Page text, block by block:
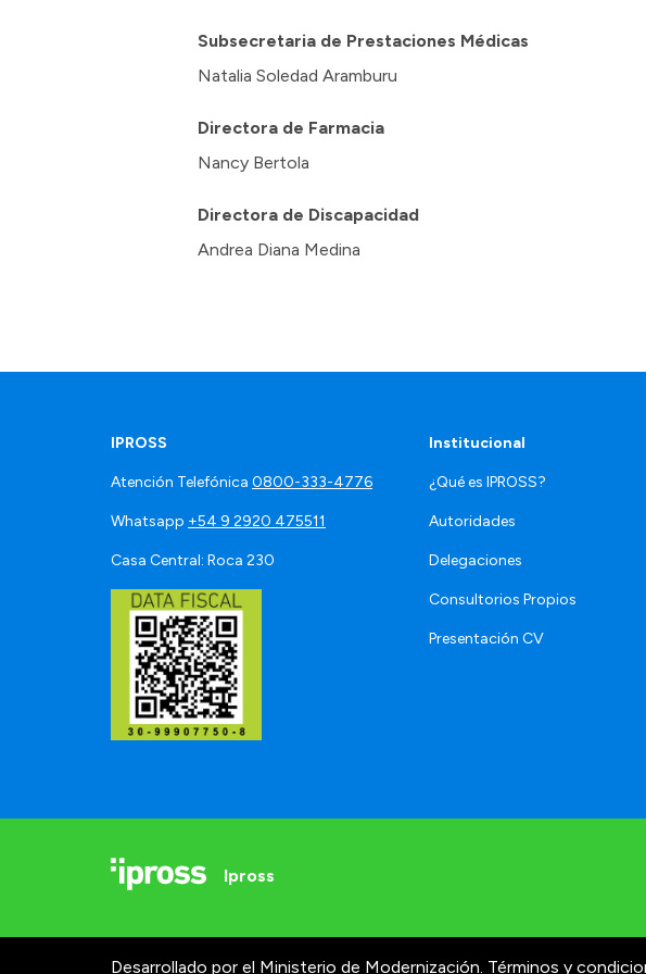
Subsecretaria de Prestaciones Médicas
Natalia Soledad Aramburu
Directora de Farmacia
Nancy Bertola
Directora de Discapacidad
Andrea Diana Medina
IPROSS
Atención Telefónica 0800-333-4776
Whatsapp +54 9 2920 475511
Casa Central: Roca 230
Institucional
¿Qué es IPROSS?
Autoridades
Delegaciones
Consultorios Propios
Presentación CV
Ipross
Desarrollado por el Ministerio de Modernización. Términos y